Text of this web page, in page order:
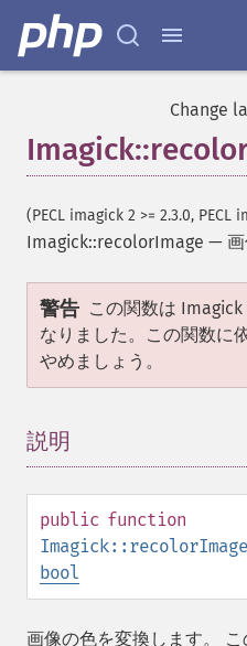
Change
(PECL imagick 2 >= 2.3.0, PECL
Imagick::recolorImage —
警告 この関数は Imagick
なりました。この関数に
やめましょう。
説明
public function
Imagick::recolorImage
bool
画像の色を変換します。
getImageBluePrimary
getImageBorderColor
getImageChannelDistortion
getImageChannelDistortions
getImageChannelKurtosis
getImageChannelRange
getImageChannelStatistics
getImageColorspace
getImageCompose
getImageCompression
getImageDepth
getImageFilename
getImageFormat
getImageGamma
getImageGravity